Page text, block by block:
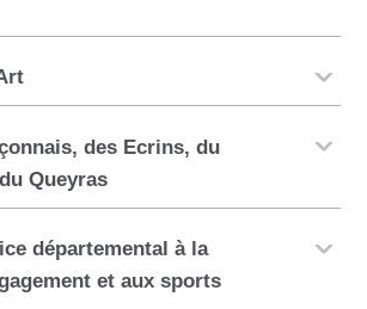
des Ecrins, du
Queyras
départemental à la
et aux sports